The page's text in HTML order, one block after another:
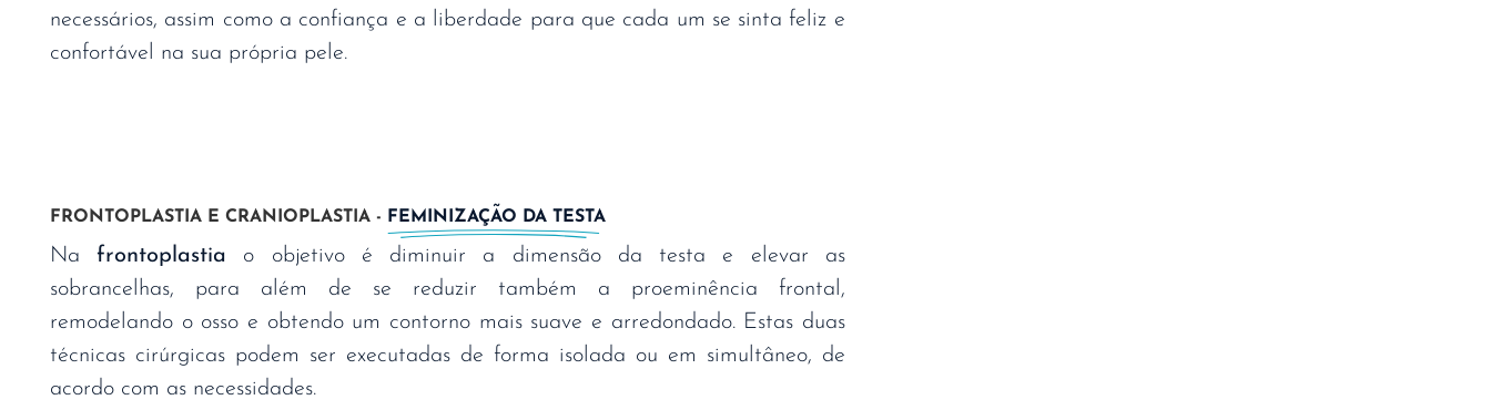
necessários, assim como a confiança e a liberdade para que cada um se sinta feliz e
confortável na sua própria pele.
FRONTOPLASTIA E CRANIOPLASTIA - FEMINIZAÇÃO DA TESTA
Nafrontoplastia o objetivo é diminuir a dimensão da testa e elevar as
sobrancelhas, para além de se reduzir também a proeminência frontal,
remodelando o osso e obtendo um contorno mais suave e arredondado. Estas duas
técnicas cirúrgicas podem ser executadas de forma isolada ou em simultâneo, de
acordo com as necessidades.